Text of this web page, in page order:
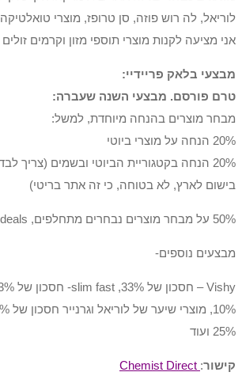
לוריאל, לה רוש פוזה, סן טרופז, מוצרי
אני מציעה לקנות מוצרי תוספי מזון וקרמים
מבצעי בלאק פריידיי:
טרם פורסם. מבצעי השנה שעברה:
מבחר מוצרים בהנחה מיוחדת, למשל:
20% הנחה על מוצרי ביוטי
20% הנחה בקטגוריית הביוטי ובשמים (צריך
בישום לארץ, לא בטוחה, כי זה אתר בריטי)
50% על מבחר מוצרים נבחרים מתחלפים, Early black friday deals
מבצעים נוספים-
25% ועוד
קישור: